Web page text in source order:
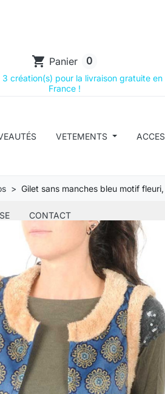
shopping_cart Panier 0
3 création(s) pour la livraison gratuite en
France !
VETEMENTS
CONTACT
Gilet sans manches bleu motif